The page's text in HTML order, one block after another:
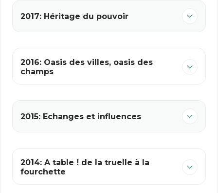
2017: Héritage du pouvoir
2016: Oasis des villes, oasis des
champs
2015: Echanges et influences
2014: A table ! de la truelle à la
fourchette